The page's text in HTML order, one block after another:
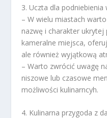
3. Uczta dla podniebienia
– W wielu miastach
nazwę i charakter ukrytej
kameralne miejsca,
ale również wyjątkową
– Warto zwrócić uwagę
niszowe lub czasowe
możliwości kulinarncyh.
4. Kulinarna przygoda z